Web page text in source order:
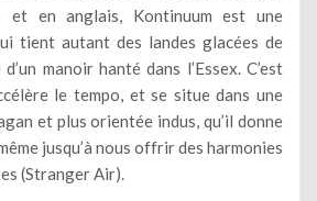
et en anglais, Kontinuum est une
tient autant des landes glacées de
manoir hanté dans l’Essex. C’est
le tempo, et se situe dans une
et plus orientée indus, qu’il donne
jusqu’à nous offrir des harmonies
(Stranger Air).